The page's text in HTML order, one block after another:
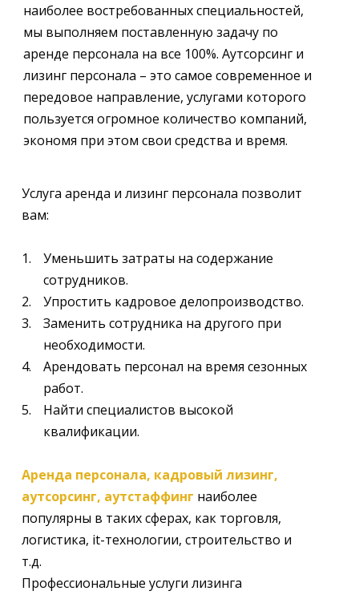
Услуга аренда и лизинг персонала позволит
вам:
Уменьшить затраты на содержание
сотрудников.
Упростить кадровое делопроизводство.
Заменить сотрудника на другого при
необходимости.
Арендовать персонал на время сезонных
работ.
Найти специалистов высокой
квалификации.
Аренда персонала, кадровый лизинг,
аутсорсинг, аутстаффинг наиболее
популярны в таких сферах, как торговля,
логистика, it-технологии, строительство и
т.д.
Профессиональные услуги лизинга
наиболее востребованных специальностей,
мы выполняем поставленную задачу по
аренде персонала на все 100%. Аутсорсинг и
лизинг персонала – это самое современное и
передовое направление, услугами которого
пользуется огромное количество компаний,
экономя при этом свои средства и время.